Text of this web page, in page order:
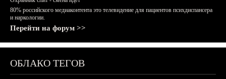
80% российского медиаконтента это телевидение для пациентов психдиспансера
и наркологии.
Перейти на форум >>
ОБЛАКО ТЕГОВ